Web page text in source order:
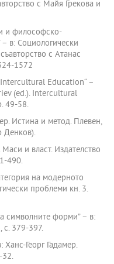
с Майя Грекова и
и философско-
– в: Социологически
с Атанас
1572
Education“ –
(ed.). Intercultural
49-58.
Истина и метод. Плевен,
Денков).
и власт. Издателство
490.
на модерното
проблеми кн. 3.
символните форми” – в:
с. 379-397.
Ханс-Георг Гадамер.
32.